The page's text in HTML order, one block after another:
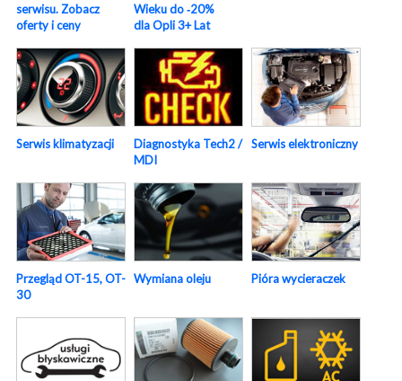
serwisu. Zobacz
oferty i ceny
Wieku do ‑20%
dla Opli 3+ Lat
Serwis klimatyzacji
Diagnostyka Tech2 /
MDI
Serwis elektroniczny
Przegląd OT-15, OT-
30
Wymiana oleju Pióra wycieraczek